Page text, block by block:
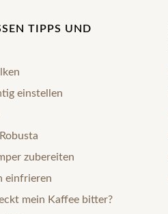
TIPPS UND
einstellen
zubereiten
einfrieren
mein Kaffee bitter?